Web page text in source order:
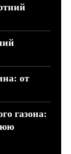
от
газона: